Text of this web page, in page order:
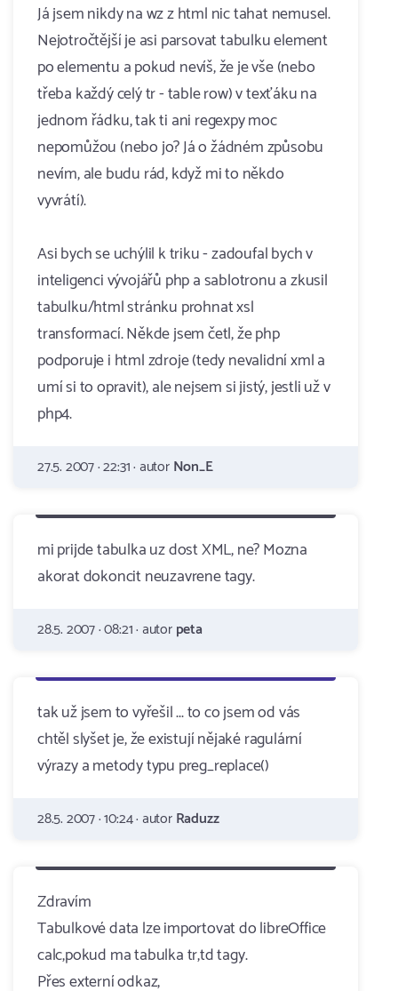
Já jsem nikdy na wz z html nic tahat nemusel.
Nejotročtější je asi parsovat tabulku element
po elementu a pokud nevíš, že je vše (nebo
třeba každý celý tr - table row) v texťáku na
jednom řádku, tak ti ani regexpy moc
nepomůžou (nebo jo? Já o žádném způsobu
nevím, ale budu rád, když mi to někdo
vyvrátí).
Asi bych se uchýlil k triku - zadoufal bych v
inteligenci vývojářů php a sablotronu a zkusil
tabulku/html stránku prohnat xsl
transformací. Někde jsem četl, že php
podporuje i html zdroje (tedy nevalidní xml a
umí si to opravit), ale nejsem si jistý, jestli už v
php4.
27.5. 2007 · 22:31 · autorNon_E
mi prijde tabulka uz dost XML, ne? Mozna
akorat dokoncit neuzavrene tagy.
28.5. 2007 · 08:21 · autorpeta
tak už jsem to vyřešil ... to co jsem od vás
chtěl slyšet je, že existují nějaké ragulární
výrazy a metody typu preg_replace()
28.5. 2007 · 10:24 · autorRaduzz
Zdravím
Tabulkové data lze importovat do libreOffice
calc,pokud ma tabulka tr,td tagy.
Přes externí odkaz,